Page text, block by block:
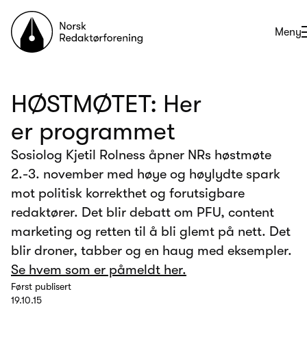
Til forsiden
Åpne
Meny
HØSTMØTET: Her
er programmet
Sosiolog Kjetil Rolness åpner NRs høstmøte
2.-3. november med høye og høylydte spark
mot politisk korrekthet og forutsigbare
redaktører. Det blir debatt om PFU, content
marketing og retten til å bli glemt på nett. Det
blir droner, tabber og en haug med eksempler.
Se hvem som er påmeldt her.
Først publisert
19.10.15